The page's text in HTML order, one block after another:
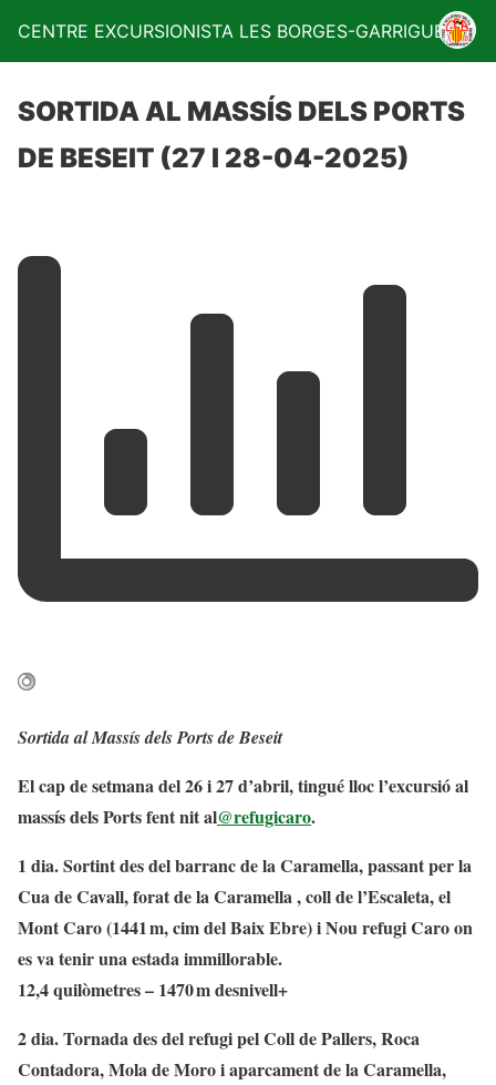
CENTRE EXCURSIONISTA LES BORGES-GARRIGUES
SORTIDA AL MASSÍS DELS PORTS
DE BESEIT (27 I 28-04-2025)
Sortida al Massís dels Ports de Beseit
El cap de setmana del 26 i 27 d’abril, tingué lloc l’excursió al
massís dels Ports fent nit al@refugicaro.
1 dia. Sortint des del barranc de la Caramella, passant per la
Cua de Cavall, forat de la Caramella , coll de l’Escaleta, el
Mont Caro (1441 m, cim del Baix Ebre) i Nou refugi Caro on
es va tenir una estada immillorable.
12,4 quilòmetres – 1470 m desnivell+
2 dia. Tornada des del refugi pel Coll de Pallers, Roca
Contadora, Mola de Moro i aparcament de la Caramella,